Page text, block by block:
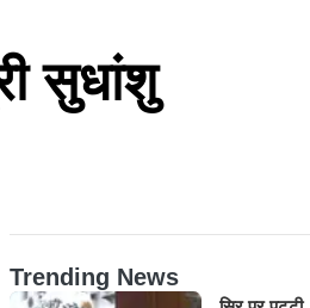
सुधांशु
Trending News